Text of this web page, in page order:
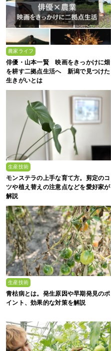
農家ライフ
俳優・山本一賢 映画をきっかけに畑
を耕す二拠点生活へ 新潟で見つけた
生きがいとは
生産技術
モンステラの上手な育て方。剪定のコ
ツや植え替えの注意点などを愛好家が
解説
生産技術
青枯病とは。発生原因や早期発見のポ
イント、効果的な対策を解説